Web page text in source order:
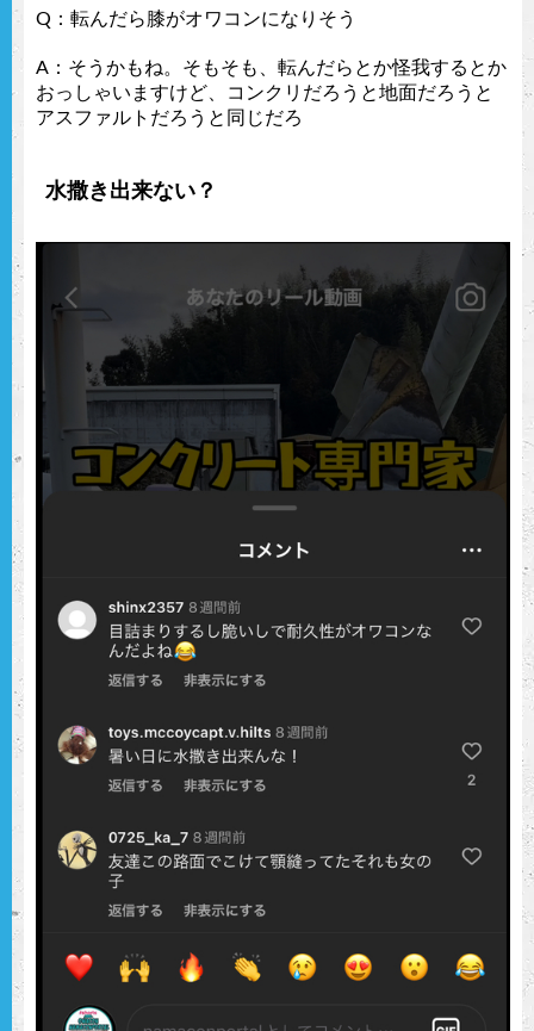
Q：転んだら膝がオワコンになりそう
A：そうかもね。そもそも、転んだらとか怪我するとか
おっしゃいますけど、コンクリだろうと地面だろうと
アスファルトだろうと同じだろ
水撒き出来ない？